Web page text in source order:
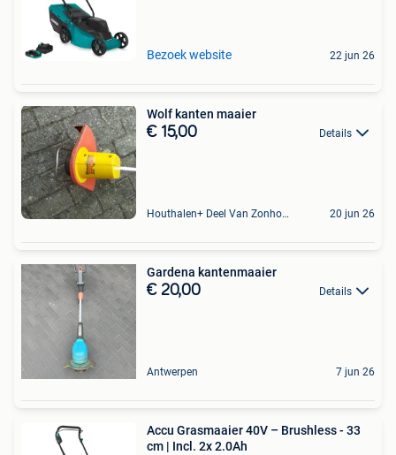
Bezoek website 22 jun 26
Wolf kanten maaier
€ 15,00 Details
Houthalen+ Deel Van Zonhoven En Zolder 20 jun 26
Gardena kantenmaaier
€ 20,00 Details
Antwerpen 7 jun 26
Accu Grasmaaier 40V – Brushless - 33
cm | Incl. 2x 2.0Ah